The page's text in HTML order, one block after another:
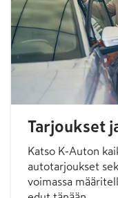
Tarjoukset
Katso K-Auton
autotarjoukset
voimassa